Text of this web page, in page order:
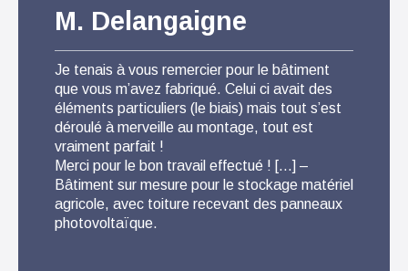
M. Delangaigne
Je tenais à vous remercier pour le bâtiment
que vous m’avez fabriqué. Celui ci avait des
éléments particuliers (le biais) mais tout s’est
déroulé à merveille au montage, tout est
vraiment parfait !
Merci pour le bon travail effectué ! […] –
Bâtiment sur mesure pour le stockage matériel
agricole, avec toiture recevant des panneaux
photovoltaïque.